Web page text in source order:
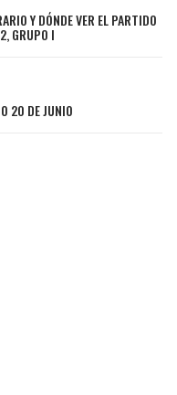
Y DÓNDE VER EL PARTIDO
GRUPO I
20 DE JUNIO